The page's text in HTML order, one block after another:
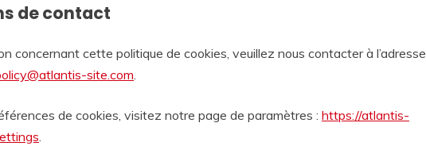
de contact
concernant cette politique de cookies, veuillez nous contacter à l’adresse
site.com.
de cookies, visitez notre page de paramètres : https://atlantis-
.